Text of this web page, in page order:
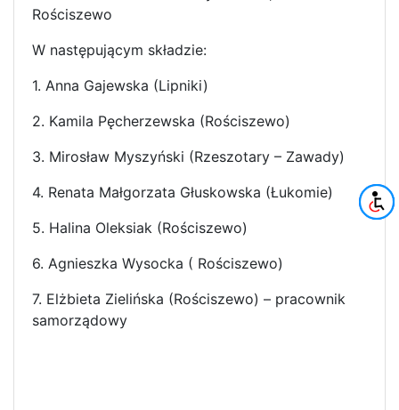
Rościszewo
W następującym składzie:
1. Anna Gajewska (Lipniki)
2. Kamila Pęcherzewska (Rościszewo)
3. Mirosław Myszyński (Rzeszotary – Zawady)
4. Renata Małgorzata Głuskowska (Łukomie)
5. Halina Oleksiak (Rościszewo)
6. Agnieszka Wysocka ( Rościszewo)
7. Elżbieta Zielińska (Rościszewo) – pracownik
samorządowy